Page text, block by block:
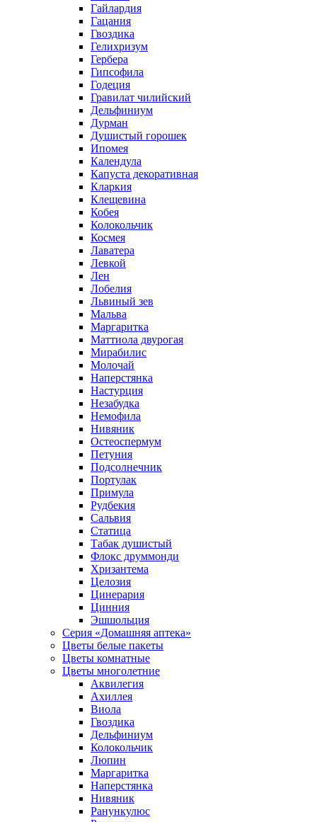
Гайлардия
Гацания
Гвоздика
Гелихризум
Гербера
Гипсофила
Годеция
Гравилат чилийский
Дельфиниум
Дурман
Душистый горошек
Ипомея
Календула
Капуста декоративная
Кларкия
Клещевина
Кобея
Колокольчик
Космея
Лаватера
Левкой
Лен
Лобелия
Львиный зев
Мальва
Маргаритка
Маттиола двурогая
Мирабилис
Молочай
Наперстянка
Настурция
Незабудка
Немофила
Нивяник
Остеоспермум
Петуния
Подсолнечник
Портулак
Примула
Рудбекия
Сальвия
Статица
Табак душистый
Флокс друммонди
Хризантема
Целозия
Цинерария
Цинния
Эшшольция
Серия «Домашняя аптека»
Цветы белые пакеты
Цветы комнатные
Цветы многолетние
Аквилегия
Ахиллея
Виола
Гвоздика
Дельфиниум
Колокольчик
Люпин
Маргаритка
Наперстянка
Нивяник
Ранункулюс